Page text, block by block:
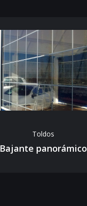
Toldos
Bajante panorámico